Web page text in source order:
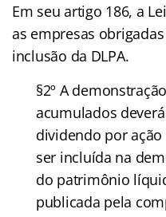
Em seu artigo 186, a
as empresas
inclusão da DLPA.
§2º A
acumulados
dividendo por
ser incluída na
do patrimônio
publicada pela